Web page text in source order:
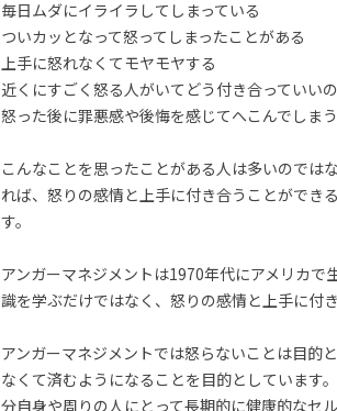
毎日ムダにイライラしてしまっている
ついカッとなって怒ってしまったことがある
上手に怒れなくてモヤモヤする
近くにすごく怒る人がいてどう付き合っていい
怒った後に罪悪感や後悔を感じてへこんでしま
こんなことを思ったことがある人は多いのでは
れば、怒りの感情と上手に付き合うことができ
す。
アンガーマネジメントは1970年代にアメリカ
識を学ぶだけではなく、怒りの感情と上手に付
アンガーマネジメントでは怒らないことは目的
なくて済むようになることを目的としています
分自身や周りの人にとって長期的に健康的なセ